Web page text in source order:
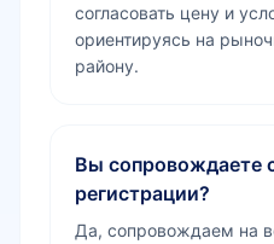
согласовать цену и
ориентируясь на
району.
Вы сопровождаете
регистрации?
Да, сопровождаем на